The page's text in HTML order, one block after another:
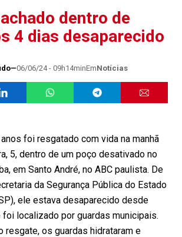
dentro de
4 dias desaparecido
06/06/24 - 09h14minEmNotícias
foi resgatado com vida na manhã
5, dentro de um poço desativado no
em Santo André, no ABC paulista. De
da Segurança Pública do Estado
ele estava desaparecido desde
foi localizado por guardas municipais.
resgate, os guardas hidrataram e